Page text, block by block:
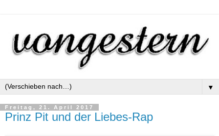
▼
Freitag, 21. April 2017
Prinz Pit und der Liebes-Rap